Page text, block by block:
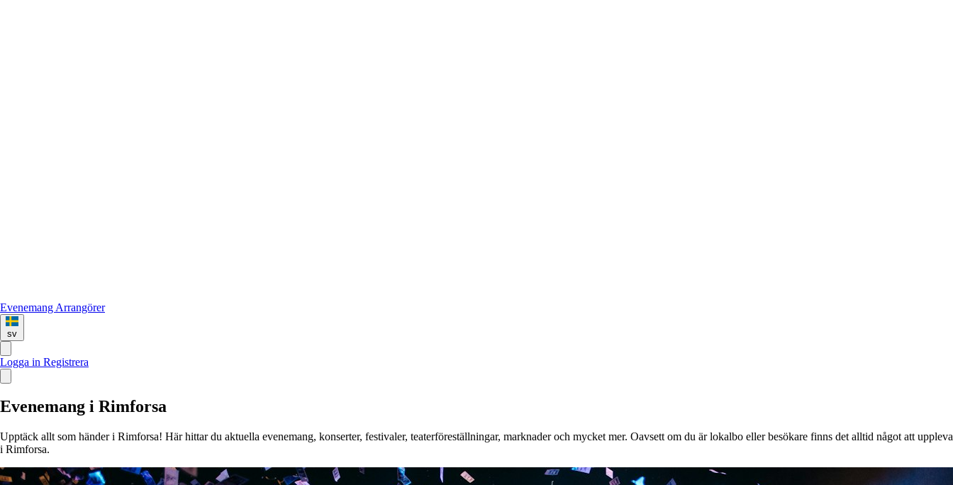
Evenemang Arrangörer
sv
Logga in Registrera
Evenemang i Rimforsa
Upptäck allt som händer i Rimforsa! Här hittar du aktuella evenemang, konserter, festivaler, teaterföreställningar, marknader och mycket mer. Oavsett om du är lokalbo eller besökare finns det alltid något att uppleva
i Rimforsa.